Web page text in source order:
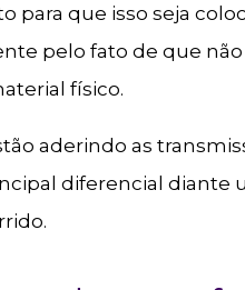
para que isso seja
pelo fato de que
físico.
aderindo as
diferencial diante